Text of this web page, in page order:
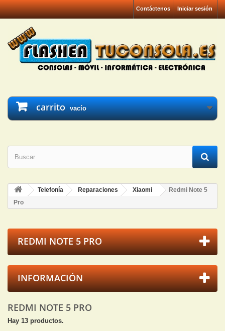
Iniciar sesión
Contáctenos
carrito vacío
Telefonía Reparaciones Xiaomi
Redmi Note 5
Pro
REDMI NOTE 5 PRO
INFORMACIÓN
REDMI NOTE 5 PRO
Hay 13 productos.